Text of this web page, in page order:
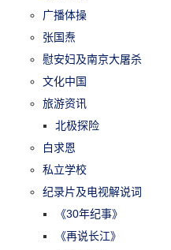
广播体操
张国焘
慰安妇及南京大屠杀
文化中国
旅游资讯
北极探险
白求恩
私立学校
纪录片及电视解说词
《30年纪事》
《再说长江》